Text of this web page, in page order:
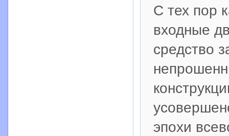
С тех пор
входные
средство
эпохи